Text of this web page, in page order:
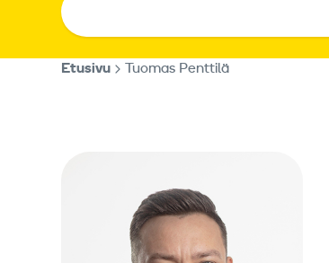
Etusivu Tuomas Penttilä